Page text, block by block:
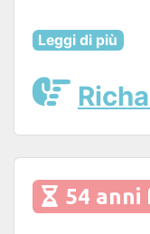
Leggi di più
54 anni